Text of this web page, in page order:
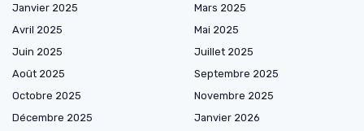
Janvier 2025
Mars 2025
Avril 2025
Mai 2025
Juin 2025
Juillet 2025
Août 2025
Septembre 2025
Octobre 2025
Novembre 2025
Décembre 2025
Janvier 2026